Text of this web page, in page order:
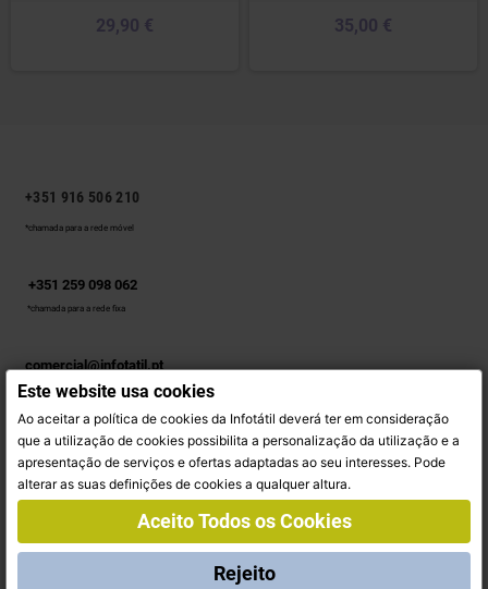
29,90 € 35,00 €
+351 916 506 210
*chamada para a rede móvel
+351 259 098 062
*chamada para a rede fixa
comercial@infotatil.pt
SIGA-NOS
FacebookInstagram
Este website usa cookies
Ao aceitar a política de cookies da Infotátil deverá ter em consideração
que a utilização de cookies possibilita a personalização da utilização e a
apresentação de serviços e ofertas adaptadas ao seu interesses. Pode
alterar as suas definições de cookies a qualquer altura.
Aceito Todos os Cookies
Rejeito